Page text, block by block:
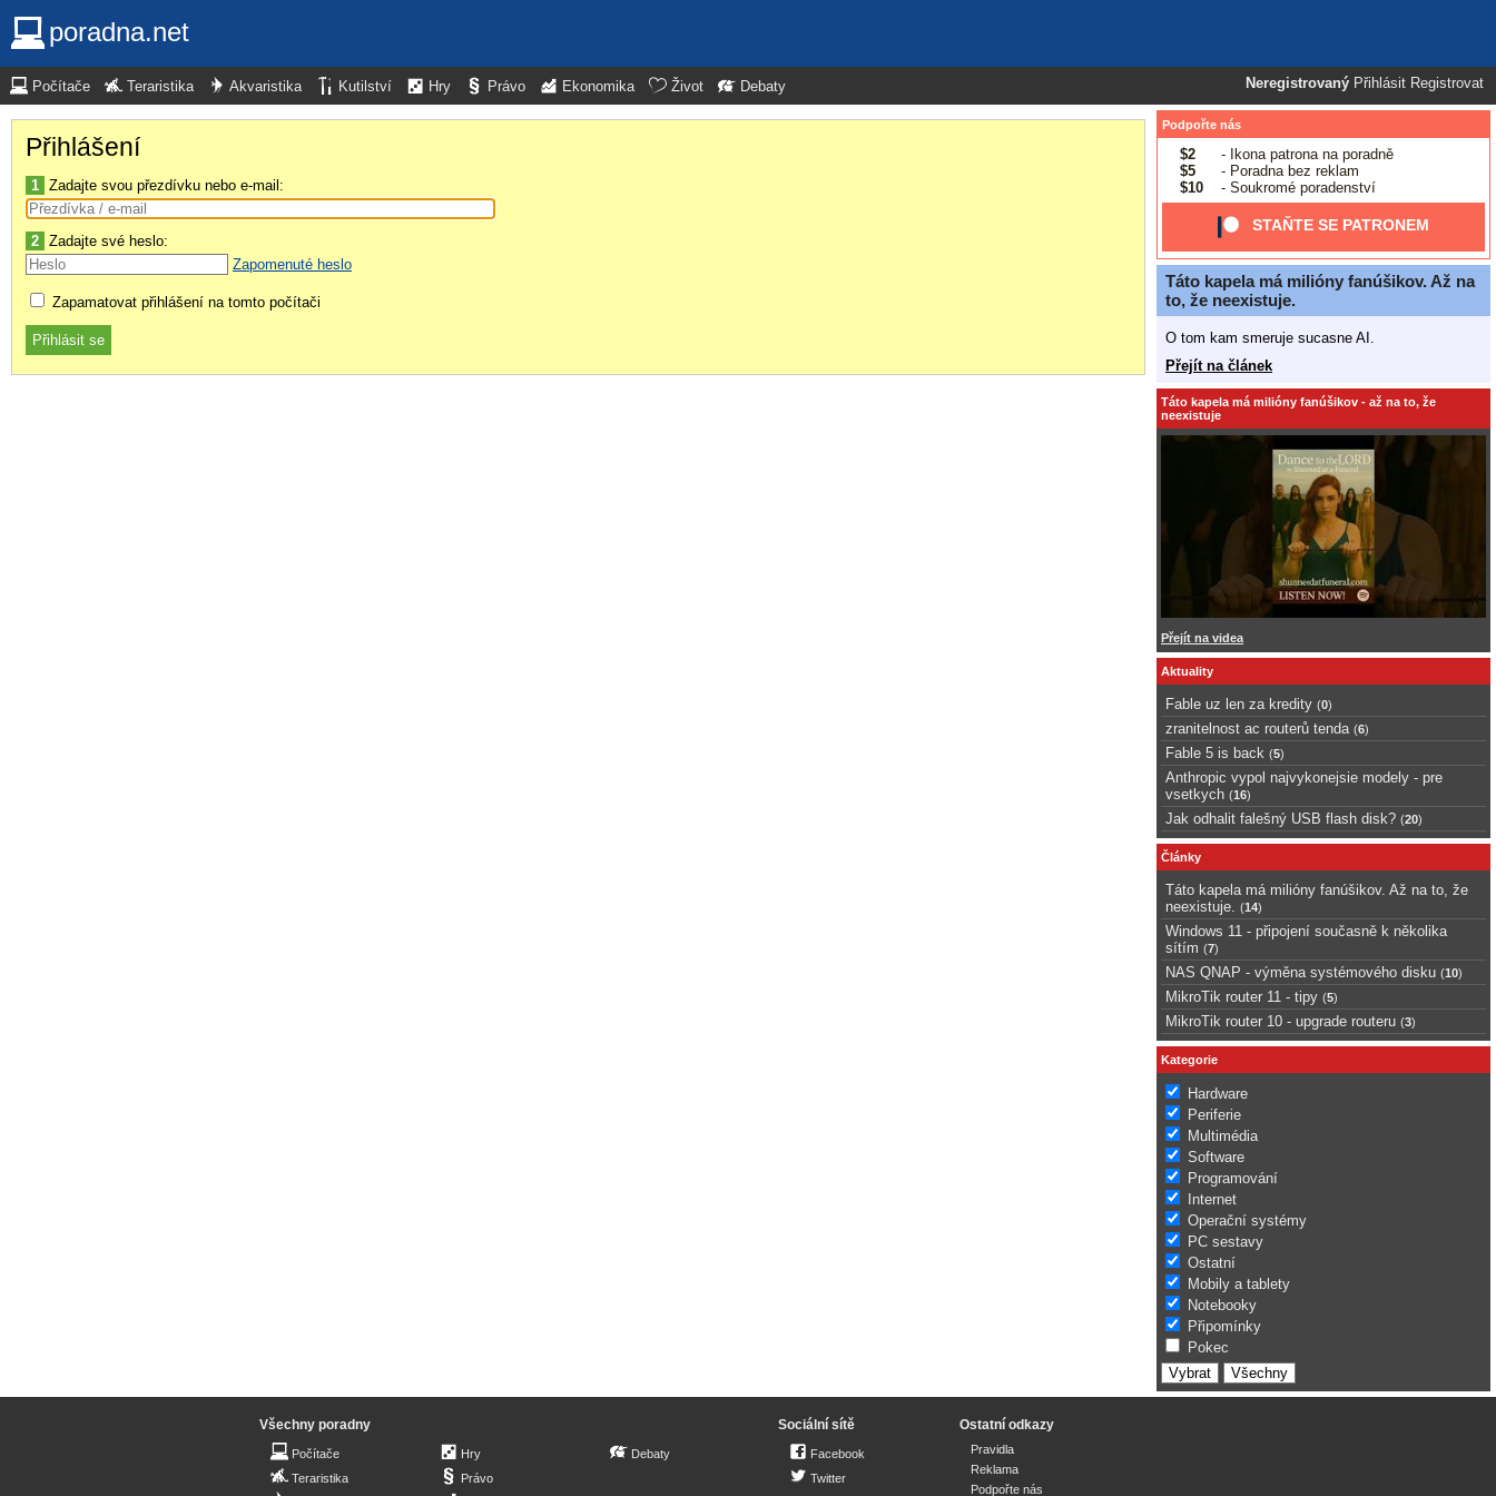
poradna.net
Neregistrovaný Přihlásit Registrovat
Počítače Teraristika Akvaristika Kutilství Hry Právo Ekonomika Život Debaty
Přihlášení
1 Zadajte svou přezdívku nebo e-mail:
2 Zadajte své heslo:
Zapomenuté heslo
Zapamatovat přihlášení na tomto počítači
Podpořte nás
$2
- Ikona patrona na poradně
$5
- Poradna bez reklam
$10
- Soukromé poradenství
STAŇTE SE PATRONEM
Táto kapela má milióny fanúšikov. Až na
to, že neexistuje.
O tom kam smeruje sucasne AI.
Přejít na článek
Táto kapela má milióny fanúšikov - až na to, že
neexistuje
Přejít na videa
Aktuality
Fable uz len za kredity (0)
zranitelnost ac routerů tenda (6)
Fable 5 is back (5)
Anthropic vypol najvykonejsie modely - pre
vsetkych (16)
Jak odhalit falešný USB flash disk? (20)
Články
Táto kapela má milióny fanúšikov. Až na to, že
neexistuje.
(14)
Windows 11 - připojení současně k několika
sítím (7)
NAS QNAP - výměna systémového disku (10)
MikroTik router 11 - tipy (5)
MikroTik router 10 - upgrade routeru (3)
Kategorie
Hardware
Periferie
Multimédia
Software
Programování
Internet
Operační systémy
PC sestavy
Ostatní
Mobily a tablety
Notebooky
Připomínky
Pokec
Všechny poradny
Počítače
Teraristika
Hry
Právo
Debaty
Sociální sítě
Facebook
Twitter
Ostatní odkazy
Pravidla
Reklama
Podpořte nás